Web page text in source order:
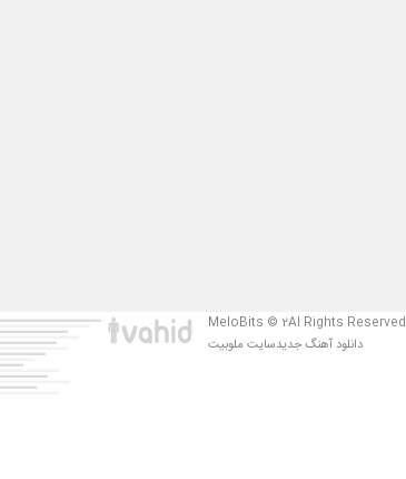
MeloBits © 2Al Rights Reserved
دانلود آهنگ جدیدسایت ملوبیت